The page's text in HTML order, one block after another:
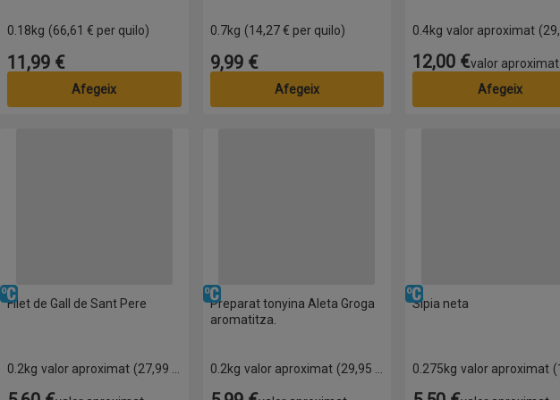
0.18kg (66,61 € per quilo)
Preu
11,99 €
Afegeix
0.7kg (14,27 € per quilo)
Preu
9,99 €
Afegeix
0.4kg valor aproximat
Preu
12,00 €valor aproximat
Afegeix
Refrigerat
Filet de Gall de Sant Pere
0.2kg valor aproximat
Refrigerat
Preparat tonyina Aleta Groga
aromatitza.
0.2kg valor aproximat
Refrigerat
Sípia neta
0.275kg valor aproximat